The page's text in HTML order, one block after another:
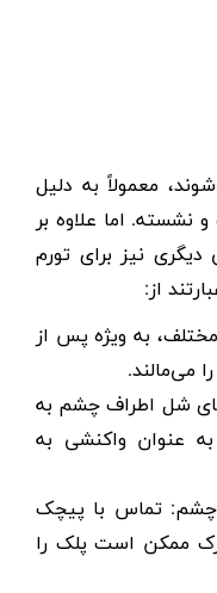
معمولاً به دلیل
اما علاوه بر
دیگری نیز برای تورم
از:
به ویژه پس از
می‌مالند.
شل اطراف چشم به
عنوان واکنشی به
چشم: تماس با پیچک
ممکن است پلک را